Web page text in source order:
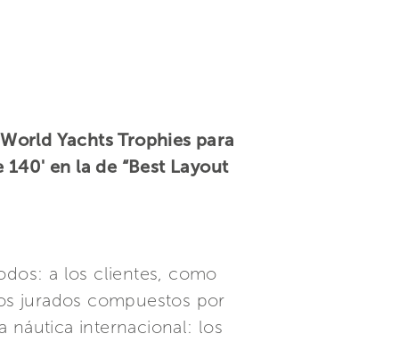
Yachts Trophies para
140' en la de “Best Layout
a los clientes, como
jurados compuestos por
náutica internacional: los